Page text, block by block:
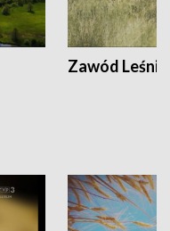
Zawód Leśnik